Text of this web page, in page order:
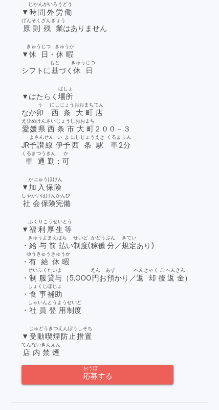
▼ 時間外労働
じかんがいろうどう
原則
げんそく
残業
ざんぎょう
はありません
▼休日
きゅうじつ
・ 休暇
きゅうか
シフトに基
もと
づく休日
きゅうじつ
▼はたらく場所
ばしょ
なか卯
う
西
にし
条
じょう
大町
おおまち
店
てん
愛媛県
えひめけん
西条市
さいじょうし
大町
おおまち
２００－３
JR予讃
よさん
線
せん
伊予
いよ
西
にし
条
じょう
駅
えき
車
くるま
2分
ふん
車
くるま
通勤
つうきん
：可
か
▼ 加入保険
かにゅうほけん
社会
しゃかい
保険
ほけん
完備
かんび
▼ 福利厚生等
ふくりこうせいとう
・ 給与
きゅうよ
前払
まえばら
い制度
せいど
(稼働
かどう
分
ぶん
／規定
きてい
あり)
・有給
ゆうきゅう
休暇
きゅうか
・ 制服
せいふく
貸与
たいよ
（5,000円
えん
お預
あず
かり／返却
へんきゃく
後
ご
返金
へんきん
）
・ 食事
しょくじ
補助
ほじょ
・ 社員
しゃいん
登用
とうよう
制度
せいど
▼ 受動喫煙防止措置
じゅどうきつえんぼうしそち
店内
てんない
禁煙
きんえん
応募
おうぼ
する